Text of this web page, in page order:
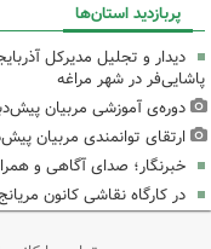
پربازدید استان‌ها
دیدار و تجلیل مدیرکل
پاشایی‌فر در شهر مراغه
دوره‌ی آموزشی مربیان
ارتقای توانمندی مربیان
خبرنگار؛ صدای آگاهی و
در کارگاه نقاشی کانون